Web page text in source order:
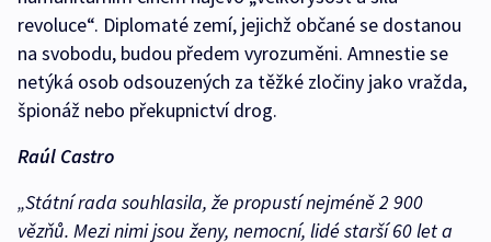
revoluce“. Diplomaté zemí, jejichž občané se dostanou
na svobodu, budou předem vyrozuměni. Amnestie se
netýká osob odsouzených za těžké zločiny jako vražda,
špionáž nebo překupnictví drog.
Raúl Castro
„Státní rada souhlasila, že propustí nejméně 2 900
vězňů. Mezi nimi jsou ženy, nemocní, lidé starší 60 let a